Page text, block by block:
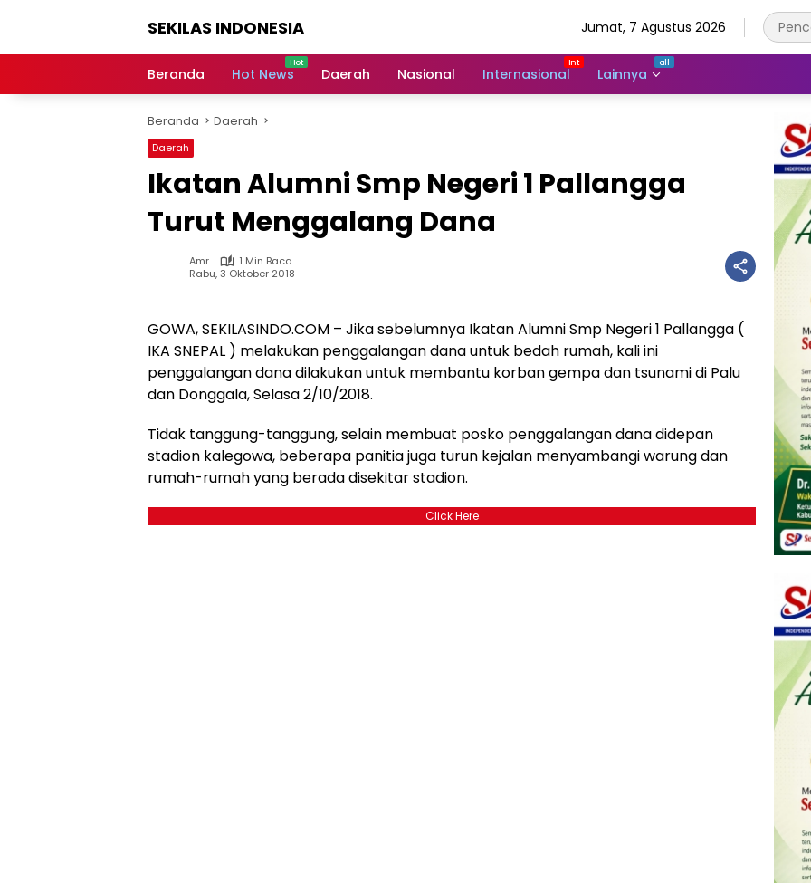
SEKILAS INDONESIA
Terkini,
Latest
World,
Headlines,
News
Jumat, 7 Agustus 2026
Beranda Hot News Daerah Nasional Internasional Lainnya
Beranda Daerah
Daerah
Ikatan Alumni Smp Negeri 1 Pallangga
Turut Menggalang Dana
Amr
1 Min Baca
Rabu, 3 Oktober 2018
GOWA, SEKILASINDO.COM – Jika sebelumnya Ikatan Alumni Smp Negeri 1 Pallangga (
IKA SNEPAL ) melakukan penggalangan dana untuk bedah rumah, kali ini
penggalangan dana dilakukan untuk membantu korban gempa dan tsunami di Palu
dan Donggala, Selasa 2/10/2018.
Tidak tanggung-tanggung, selain membuat posko penggalangan dana didepan
stadion kalegowa, beberapa panitia juga turun kejalan menyambangi warung dan
rumah-rumah yang berada disekitar stadion.
Click Here